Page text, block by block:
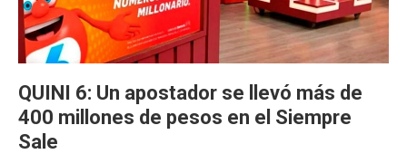
QUINI 6: Un apostador se llevó más de
400 millones de pesos en el Siempre
Sale